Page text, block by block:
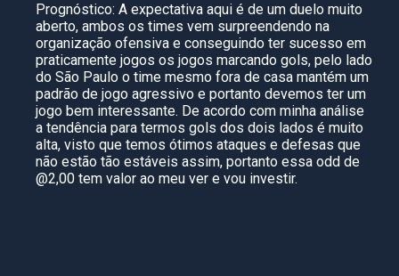
Prognóstico: A expectativa aqui é de um duelo muito
aberto, ambos os times vem surpreendendo na
organização ofensiva e conseguindo ter sucesso em
praticamente jogos os jogos marcando gols, pelo lado
do São Paulo o time mesmo fora de casa mantém um
padrão de jogo agressivo e portanto devemos ter um
jogo bem interessante. De acordo com minha análise
a tendência para termos gols dos dois lados é muito
alta, visto que temos ótimos ataques e defesas que
não estão tão estáveis assim, portanto essa odd de
@2,00 tem valor ao meu ver e vou investir.